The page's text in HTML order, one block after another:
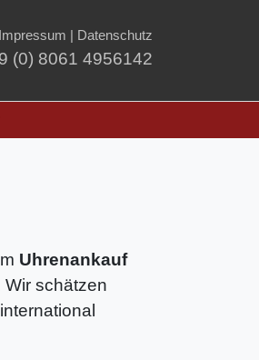
Impressum | Datenschutz
(0) 8061 4956142
Uhrenankauf
schätzen